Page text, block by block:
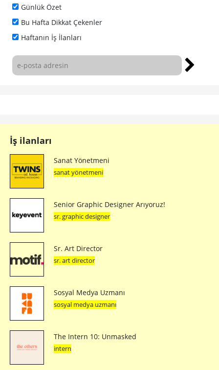
Günlük Özet
Bu Hafta Dikkat Çekenler
Haftanın İş İlanları
İş ilanları
Sanat Yönetmeni
sanat yönetmeni
Senior Graphic Designer Arıyoruz!
sr. graphic designer
Sr. Art Director
sr. art director
Sosyal Medya Uzmanı
sosyal medya uzmanı
The Intern 10: Unmasked
intern